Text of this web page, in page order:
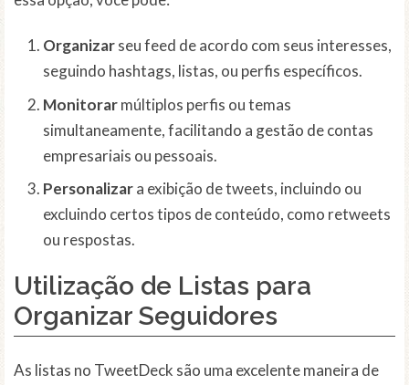
Organizarseu feed de acordo com seus interesses,
seguindo hashtags, listas, ou perfis específicos.
Monitorarmúltiplos perfis ou temas
simultaneamente, facilitando a gestão de contas
empresariais ou pessoais.
Personalizara exibição de tweets, incluindo ou
excluindo certos tipos de conteúdo, como retweets
ou respostas.
Utilização de Listas para
Organizar Seguidores
As listas no TweetDeck são uma excelente maneira de